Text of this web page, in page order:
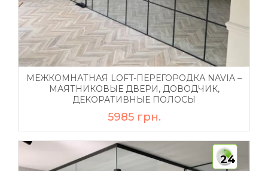
МЕЖКОМНАТНАЯ LOFT-ПЕРЕГОРОДКА NAVIA –
МАЯТНИКОВЫЕ ДВЕРИ, ДОВОДЧИК,
ДЕКОРАТИВНЫЕ ПОЛОСЫ
5985 грн.
24